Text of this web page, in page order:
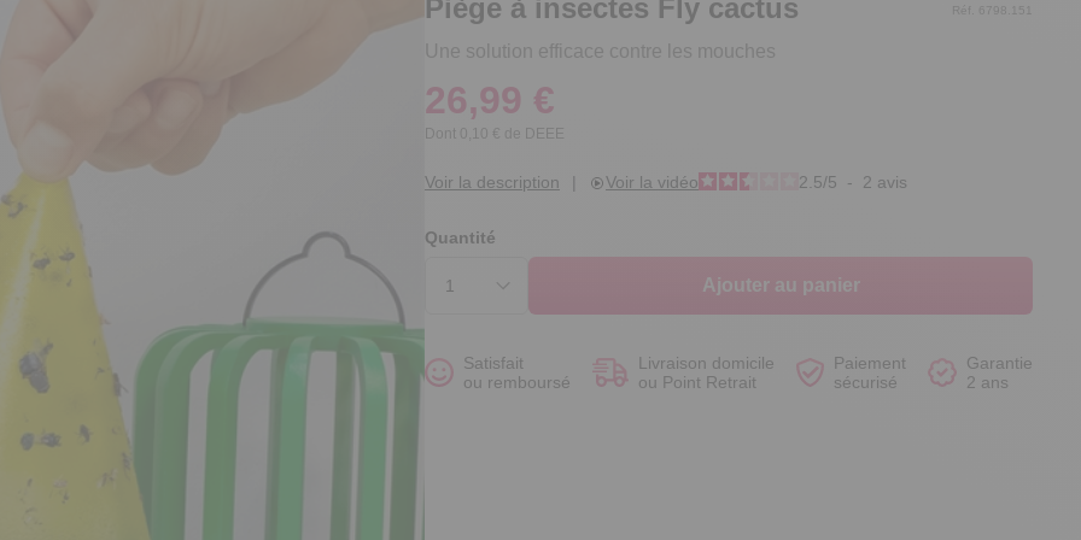
Piège à insectes Fly cactus
Une solution efficace contre les mouches
Réf. 6798.151
26,99 €
Dont 0,10 € de DEEE
Voir la description | Voir la vidéo 2.5/5 - 2 avis
Quantité
Ajouter au panier
Satisfait
ou remboursé
Livraison domicile
ou Point Retrait
Paiement
sécurisé
Garantie
2 ans